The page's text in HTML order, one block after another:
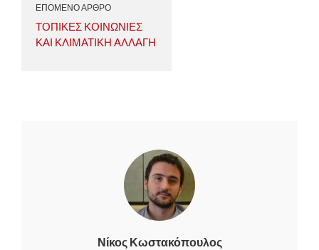
ΕΠΟΜΕΝΟ ΑΡΘΡΟ
ΤΟΠΙΚΕΣ ΚΟΙΝΩΝΙΕΣ
ΚΑΙ ΚΛΙΜΑΤΙΚΗ ΑΛΛΑΓΗ
Νίκος Κωστακόπουλος